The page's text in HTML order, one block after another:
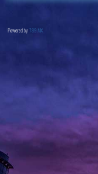
Powered by 789.MX